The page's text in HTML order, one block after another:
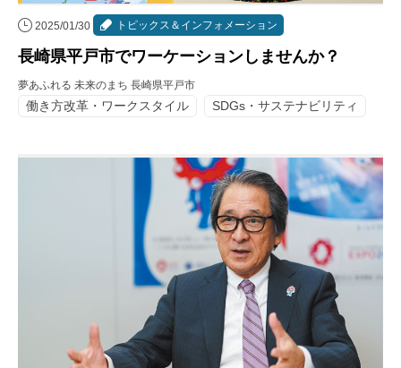
2025/01/30 トピックス＆インフォメーション
長崎県平戸市でワーケーションしませんか？
夢あふれる 未来のまち 長崎県平戸市
働き方改革・ワークスタイル SDGs・サステナビリティ